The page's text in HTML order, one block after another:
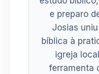
e preparo
Josias
bíblica à
igreja
ferramenta